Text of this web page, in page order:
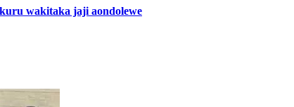
wakitaka jaji aondolewe